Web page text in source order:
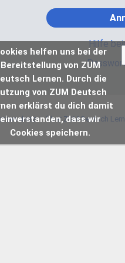
Hilfe
Über ZUM Deutsch
helfen uns bei der
Bereitstellung von ZUM
Lernen. Durch die
von ZUM Deutsch
erklärst du dich damit
einverstanden, dass wir
Cookies speichern.